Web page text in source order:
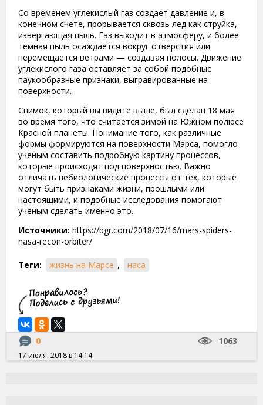
Со временем углекислый газ создает давление и, в
конечном счете, прорывается сквозь лед как струйка,
извергающая пыль. Газ выходит в атмосферу, и более
темная пыль осаждается вокруг отверстия или
перемещается ветрами — создавая полосы. Движение
углекислого газа оставляет за собой подобные
паукообразные признаки, выгравированные на
поверхности.
Снимок, который вы видите выше, был сделан 18 мая
во время того, что считается зимой на Южном полюсе
Красной планеты. Понимание того, как различные
формы формируются на поверхности Марса, помогло
ученым составить подробную картину процессов,
которые происходят под поверхностью. Важно
отличать небиологические процессы от тех, которые
могут быть признаками жизни, прошлыми или
настоящими, и подобные исследования помогают
ученым сделать именно это.
Источники: https://bgr.com/2018/07/16/mars-spiders-
nasa-recon-orbiter/
Теги: жизнь на Марсе , наса
0 1063
17 июля, 2018 в 14:14